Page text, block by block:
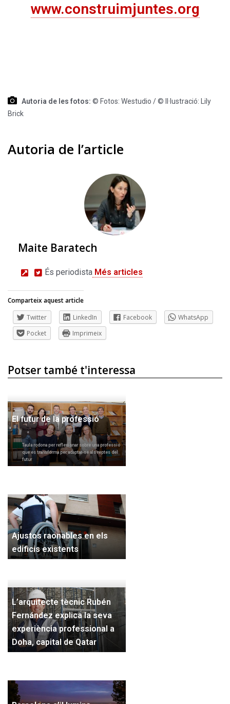
www.construimjuntes.org
Autoria de les fotos: © Fotos: Westudio / © Il·lustració: Lily
Brick
Autoria de l’article
Maite Baratech
És periodista Més articles
Comparteix aquest article
Twitter
LinkedIn Facebook
WhatsApp
Pocket
Imprimeix
Potser també t'interessa
El futur de la professió
Taula rodona per reflexionar sobre una professió
que es transforma per adaptar-se als reptes del
futur
Ajustos raonables en els
edificis existents
L’arquitecte tècnic Rubén
Fernández explica la seva
experiència professional a
Doha, capital de Qatar